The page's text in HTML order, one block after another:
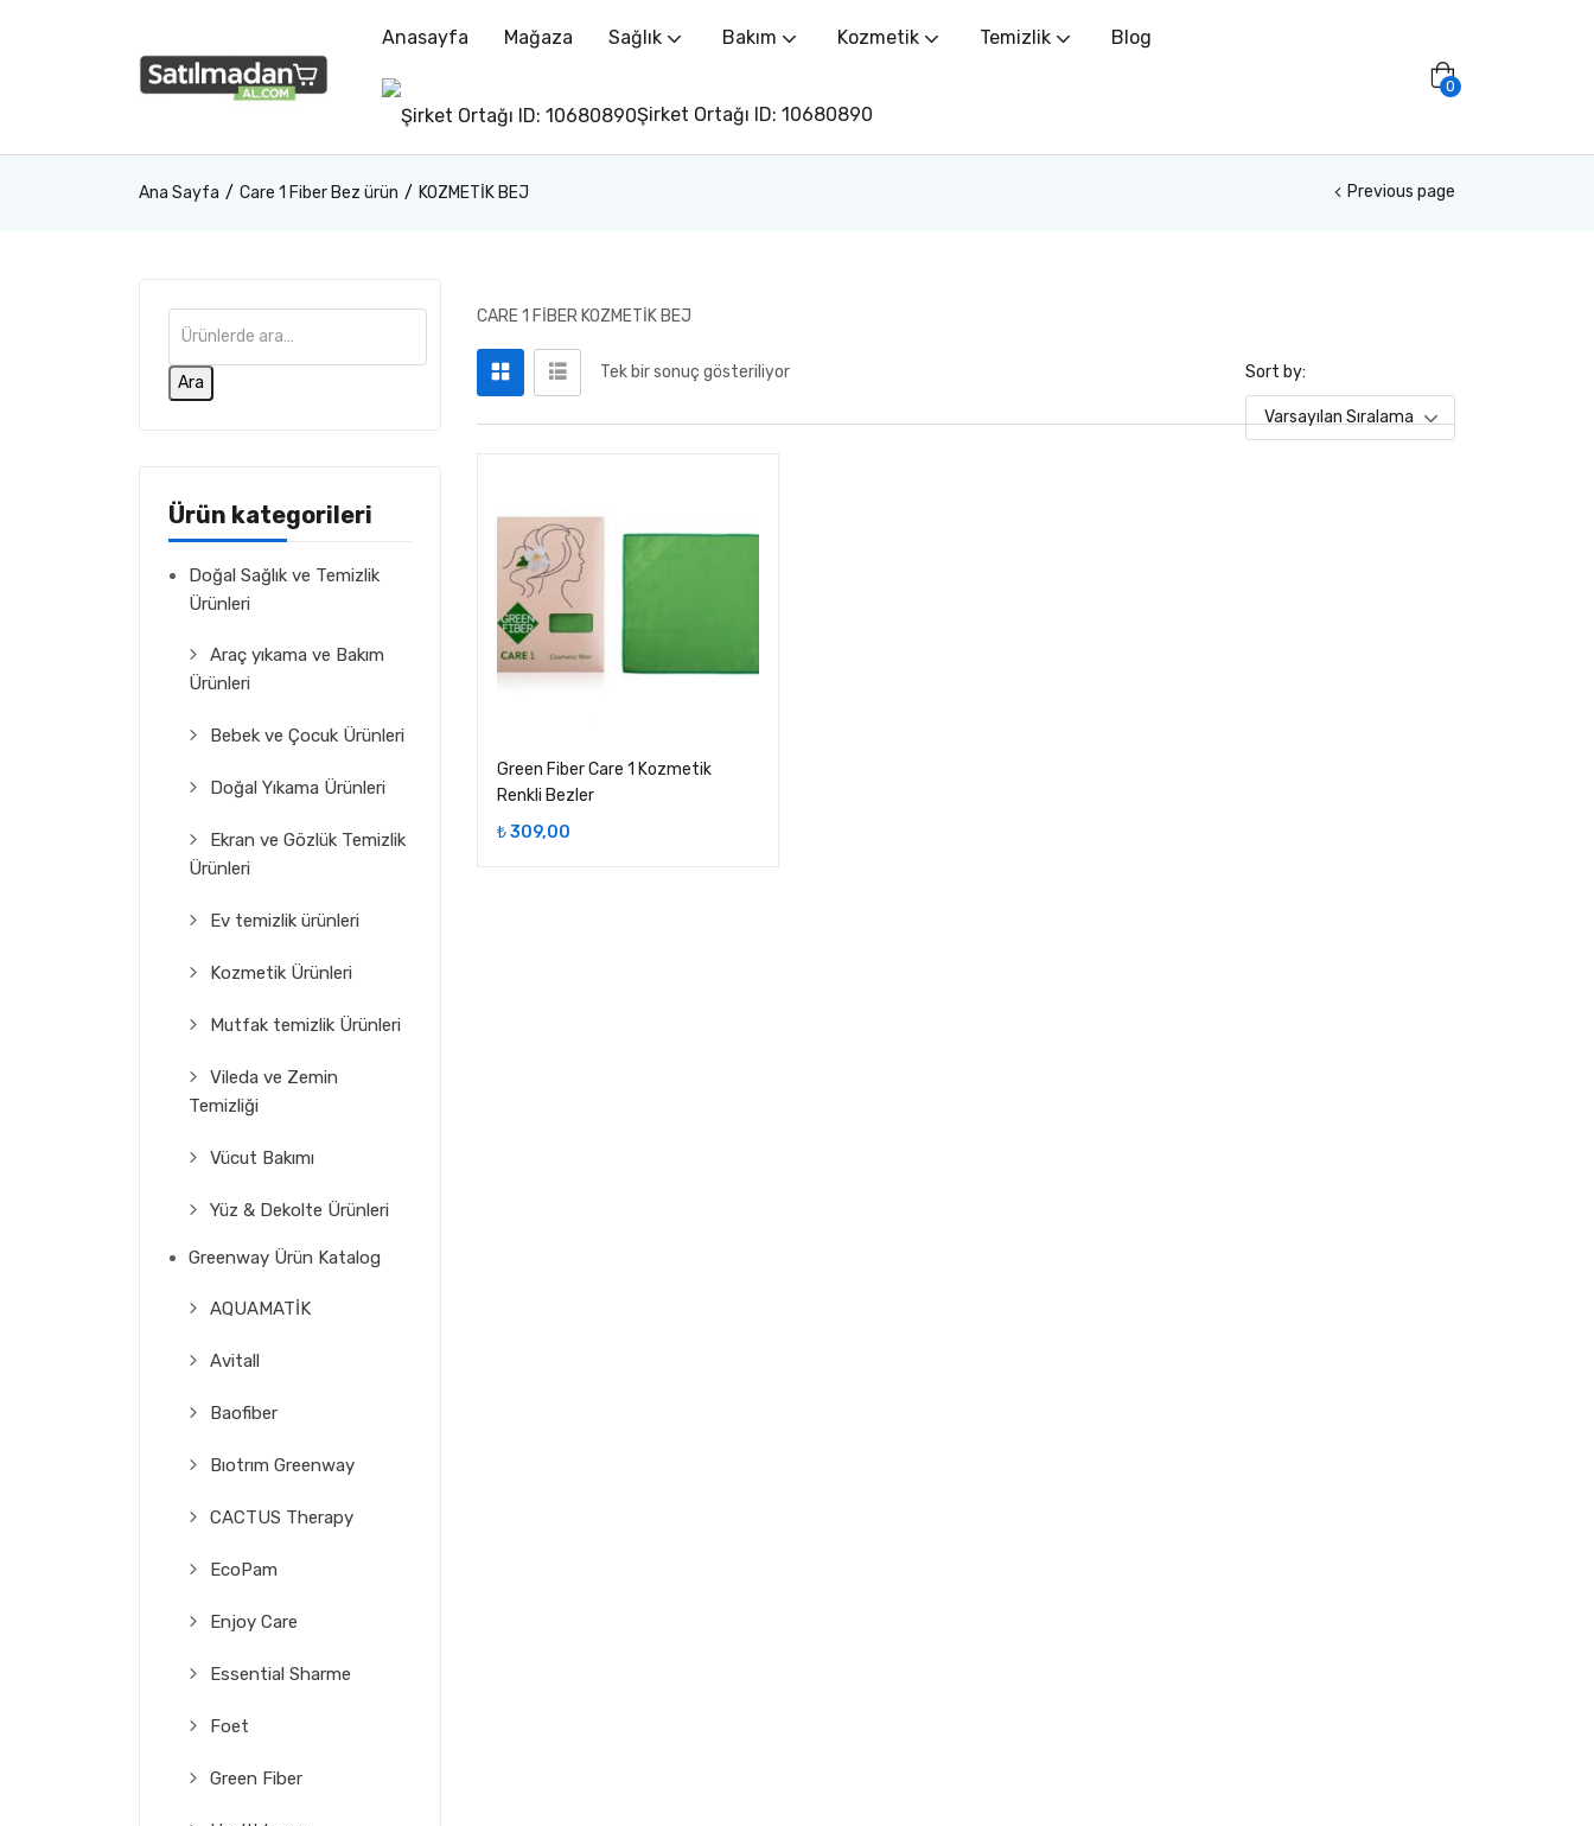
Anasayfa Mağaza Sağlık Bakım Kozmetik Temizlik Blog
Şirket Ortağı ID: 10680890
0
Ana Sayfa Care 1 Fiber Bez ürün KOZMETİK BEJ Previous page
Ara
Ürün kategorileri
Doğal Sağlık ve Temizlik
Ürünleri
Araç yıkama ve Bakım
Ürünleri
Bebek ve Çocuk Ürünleri
Doğal Yıkama Ürünleri
Ekran ve Gözlük Temizlik
Ürünleri
Ev temizlik ürünleri
Kozmetik Ürünleri
Mutfak temizlik Ürünleri
Vileda ve Zemin
Temizliği
Vücut Bakımı
Yüz & Dekolte Ürünleri
Greenway Ürün Katalog
AQUAMATİK
Avitall
Baofiber
Bıotrım Greenway
CACTUS Therapy
EcoPam
Enjoy Care
Essential Sharme
Foet
Green Fiber
CARE 1 FİBER KOZMETİK BEJ
Tek bir sonuç gösteriliyor Sort by:
Varsayılan Sıralama
Green Fiber Care 1 Kozmetik
Renkli Bezler
₺309,00